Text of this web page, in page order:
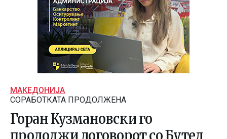
МАКЕДОНИЈА
СОРАБОТКАТА ПРОДОЛЖЕНА
Горан Кузмановски го